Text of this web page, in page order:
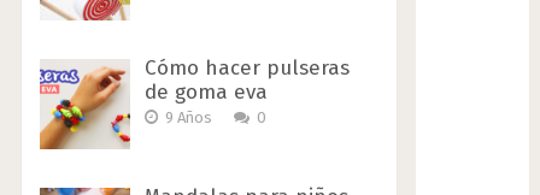
Cómo hacer pulseras
de goma eva
9 Años 0